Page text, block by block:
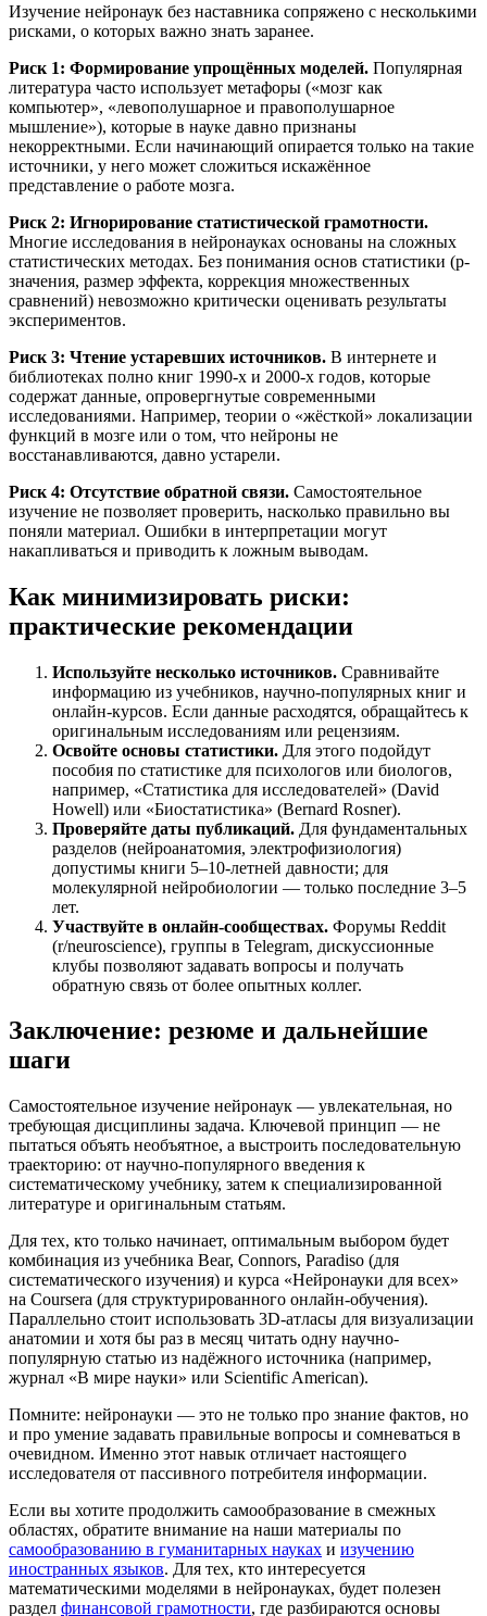
Изучение нейронаук без наставника сопряжено с несколькими
рисками, о которых важно знать заранее.
Риск 1: Формирование упрощённых моделей. Популярная
литература часто использует метафоры («мозг как
компьютер», «левополушарное и правополушарное
мышление»), которые в науке давно признаны
некорректными. Если начинающий опирается только на такие
источники, у него может сложиться искажённое
представление о работе мозга.
Риск 2: Игнорирование статистической грамотности.
Многие исследования в нейронауках основаны на сложных
статистических методах. Без понимания основ статистики (p-
значения, размер эффекта, коррекция множественных
сравнений) невозможно критически оценивать результаты
экспериментов.
Риск 3: Чтение устаревших источников. В интернете и
библиотеках полно книг 1990-х и 2000-х годов, которые
содержат данные, опровергнутые современными
исследованиями. Например, теории о «жёсткой» локализации
функций в мозге или о том, что нейроны не
восстанавливаются, давно устарели.
Риск 4: Отсутствие обратной связи. Самостоятельное
изучение не позволяет проверить, насколько правильно вы
поняли материал. Ошибки в интерпретации могут
накапливаться и приводить к ложным выводам.
Как минимизировать риски:
практические рекомендации
Используйте несколько источников. Сравнивайте
информацию из учебников, научно-популярных книг и
онлайн-курсов. Если данные расходятся, обращайтесь к
оригинальным исследованиям или рецензиям.
Освойте основы статистики. Для этого подойдут
пособия по статистике для психологов или биологов,
например, «Статистика для исследователей» (David
Howell) или «Биостатистика» (Bernard Rosner).
Проверяйте даты публикаций. Для фундаментальных
разделов (нейроанатомия, электрофизиология)
допустимы книги 5–10-летней давности; для
молекулярной нейробиологии — только последние 3–5
лет.
Участвуйте в онлайн-сообществах. Форумы Reddit
(r/neuroscience), группы в Telegram, дискуссионные
клубы позволяют задавать вопросы и получать
обратную связь от более опытных коллег.
Заключение: резюме и дальнейшие
шаги
Самостоятельное изучение нейронаук — увлекательная, но
требующая дисциплины задача. Ключевой принцип — не
пытаться объять необъятное, а выстроить последовательную
траекторию: от научно-популярного введения к
систематическому учебнику, затем к специализированной
литературе и оригинальным статьям.
Для тех, кто только начинает, оптимальным выбором будет
комбинация из учебника Bear, Connors, Paradiso (для
систематического изучения) и курса «Нейронауки для всех»
на Coursera (для структурированного онлайн-обучения).
Параллельно стоит использовать 3D-атласы для визуализации
анатомии и хотя бы раз в месяц читать одну научно-
популярную статью из надёжного источника (например,
журнал «В мире науки» или Scientific American).
Помните: нейронауки — это не только про знание фактов, но
и про умение задавать правильные вопросы и сомневаться в
очевидном. Именно этот навык отличает настоящего
исследователя от пассивного потребителя информации.
Если вы хотите продолжить самообразование в смежных
областях, обратите внимание на наши материалы по
самообразованию в гуманитарных науках и изучению
иностранных языков. Для тех, кто интересуется
математическими моделями в нейронауках, будет полезен
раздел финансовой грамотности, где разбираются основы